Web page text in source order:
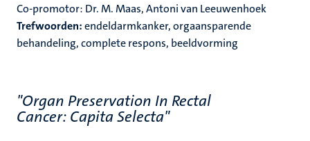
Co-promotor: Dr. M. Maas, Antoni van Leeuwenhoek
Trefwoorden:endeldarmkanker, orgaansparende
behandeling, complete respons, beeldvorming
"Organ Preservation In Rectal
Cancer: Capita Selecta"